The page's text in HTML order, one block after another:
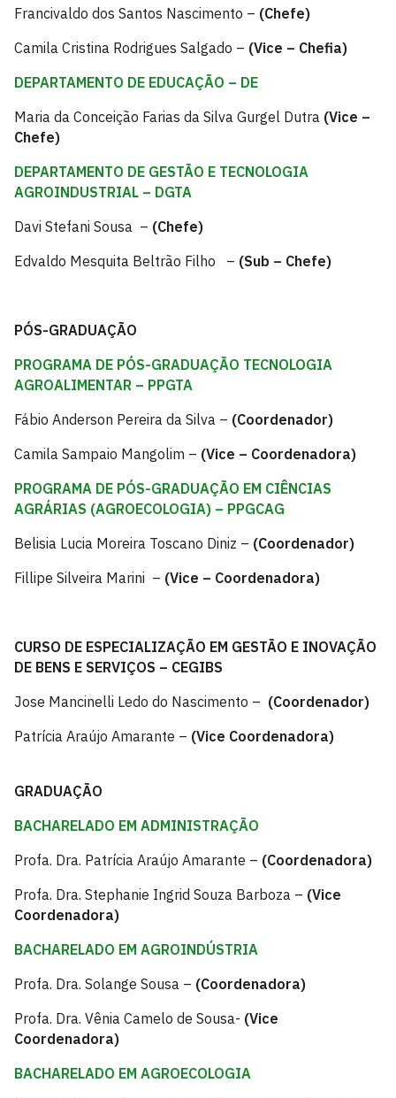
Francivaldo dos Santos Nascimento – (Chefe)
Camila Cristina Rodrigues Salgado – (Vice – Chefia)
DEPARTAMENTO DE EDUCAÇÃO – DE
Maria da Conceição Farias da Silva Gurgel Dutra (Vice –
Chefe)
DEPARTAMENTO DE GESTÃO E TECNOLOGIA
AGROINDUSTRIAL – DGTA
Davi Stefani Sousa – (Chefe)
Edvaldo Mesquita Beltrão Filho – (Sub – Chefe)
PÓS-GRADUAÇÃO
PROGRAMA DE PÓS-GRADUAÇÃO TECNOLOGIA
AGROALIMENTAR – PPGTA
Fábio Anderson Pereira da Silva – (Coordenador)
Camila Sampaio Mangolim – (Vice – Coordenadora)
PROGRAMA DE PÓS-GRADUAÇÃO EM CIÊNCIAS
AGRÁRIAS (AGROECOLOGIA) – PPGCAG
Belisia Lucia Moreira Toscano Diniz – (Coordenador)
Fillipe Silveira Marini – (Vice – Coordenadora)
CURSO DE ESPECIALIZAÇÃO EM GESTÃO E INOVAÇÃO
DE BENS E SERVIÇOS – CEGIBS
Jose Mancinelli Ledo do Nascimento – (Coordenador)
Patrícia Araújo Amarante – (Vice Coordenadora)
GRADUAÇÃO
BACHARELADO EM ADMINISTRAÇÃO
Profa. Dra. Patrícia Araújo Amarante – (Coordenadora)
Profa. Dra. Stephanie Ingrid Souza Barboza – (Vice
Coordenadora)
BACHARELADO EM AGROINDÚSTRIA
Profa. Dra. Solange Sousa – (Coordenadora)
Profa. Dra. Vênia Camelo de Sousa- (Vice
Coordenadora)
BACHARELADO EM AGROECOLOGIA